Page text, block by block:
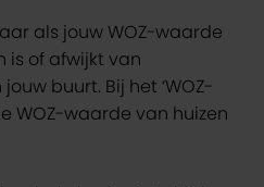
als jouw WOZ-waarde
is of afwijkt van
buurt. Bij het ‘WOZ-
WOZ-waarde van huizen